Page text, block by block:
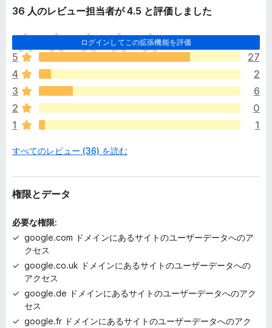
36 人のレビュー担当者が 4.5 と評価しました
ログインしてこの拡張機能を評価
ま
だ
評
価
さ
れ
て
い
せ
5
27
4
2
3
6
2
0
1
1
すべてのレビュー (36) を読む
権限とデータ
必要な権限:
google.com ドメインにあるサイトのユーザーデータへのア
クセス
google.co.uk ドメインにあるサイトのユーザーデータへの
アクセス
google.de ドメインにあるサイトのユーザーデータへのアク
セス
google.fr ドメインにあるサイトのユーザーデータへのアク